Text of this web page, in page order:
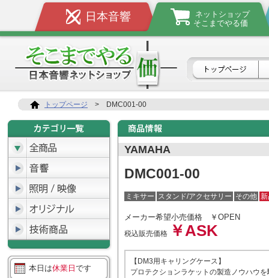
日本音響
ネットショップ
そこまでやる価
トップページ > DMC001-00
本日は休業日 です
YAMAHA
DMC001-00
ミキサー スタンド/アクセサリー その他
メーカー希望小売価格 ￥OPEN
税込販売価格 ￥ASK
【DM3用キャリングケース】
プロテクションラケットの製造ノウハウを